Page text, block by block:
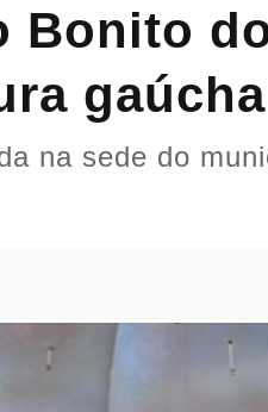
Bonito
gaúcha
na sede do